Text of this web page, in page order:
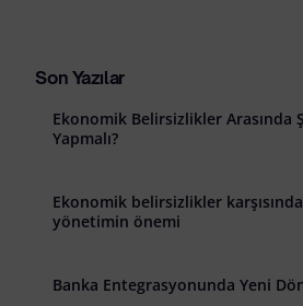
Son Yazılar
Ekonomik Belirsizlikler Arasında
Yapmalı?
Ekonomik belirsizlikler
yönetimin önemi
Banka Entegrasyonunda Yeni